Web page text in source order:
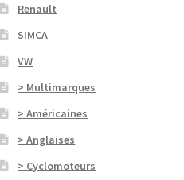
Renault
SIMCA
VW
> Multimarques
> Américaines
> Anglaises
> Cyclomoteurs